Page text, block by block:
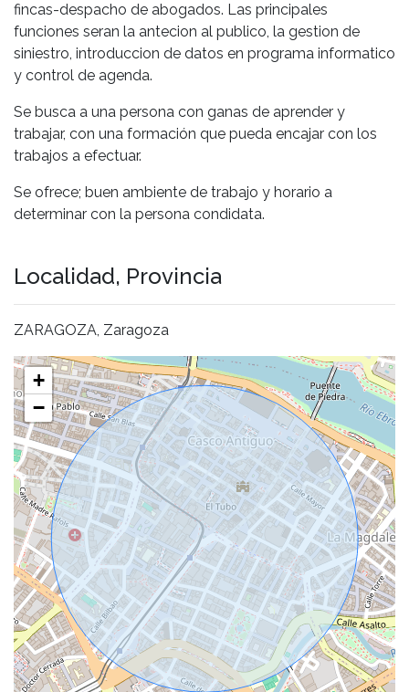
fincas-despacho de abogados. Las principales
funciones seran la antecion al publico, la gestion de
siniestro, introduccion de datos en programa informatico
y control de agenda.
Se busca a una persona con ganas de aprender y
trabajar, con una formación que pueda encajar con los
trabajos a efectuar.
Se ofrece; buen ambiente de trabajo y horario a
determinar con la persona condidata.
Localidad, Provincia
ZARAGOZA, Zaragoza
+
−